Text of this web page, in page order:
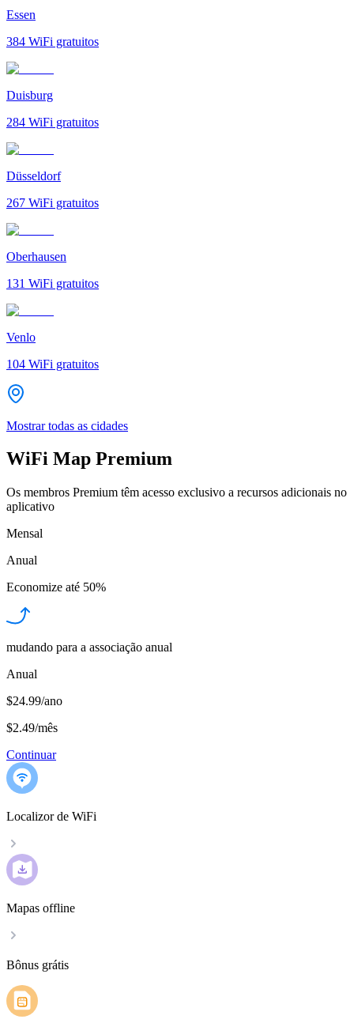
Essen
384 WiFi gratuitos
Duisburg
284 WiFi gratuitos
Düsseldorf
267 WiFi gratuitos
Oberhausen
131 WiFi gratuitos
Venlo
104 WiFi gratuitos
Mostrar todas as cidades
WiFi Map Premium
Os membros Premium têm acesso exclusivo a recursos adicionais no
aplicativo
Mensal
Anual
Economize até 50%
mudando para a associação anual
Anual
$24.99/ano
$2.49/mês
Continuar
Localizor de WiFi
Mapas offline
Bônus grátis